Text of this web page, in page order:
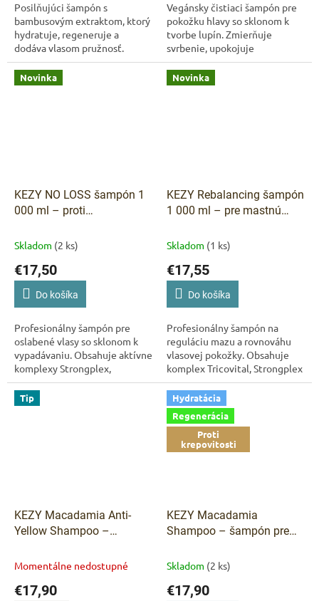
Posilňujúci šampón s
bambusovým extraktom, ktorý
hydratuje, regeneruje a
dodáva vlasom pružnosť.
Pomáha predchádzať lámaniu
a štiepeniu končekov. Vhodný
na každodenné použitie a...
Vegánsky čistiaci šampón pre
pokožku hlavy so sklonom k
tvorbe lupín. Zmierňuje
svrbenie, upokojuje
podráždenie a pomáha obnoviť
rovnováhu vlasovej pokožky.
Obsahuje...
Novinka
KEZY NO LOSS šampón 1
000 ml – proti
Skladom (2 ks)
€17,50
Do košíka
Profesionálny šampón pre
oslabené vlasy so sklonom k
vypadávaniu. Obsahuje aktívne
komplexy Strongplex,
Tricovital, Energy Blend a
panthenol, ktoré posilňujú
vlasové korienky,...
Novinka
KEZY Rebalancing šampón
1 000 ml – pre mastnú
Skladom (1 ks)
€17,55
Do košíka
Profesionálny šampón na
reguláciu mazu a rovnováhu
vlasovej pokožky. Obsahuje
komplex Tricovital, Strongplex
a Energy Blend, ktoré čistí,
posilňujú a stimulujú vlasové...
Tip
KEZY Macadamia Anti-
Yellow Shampoo –
blond vlasy 1000 mlKezy
Šampón 1000 ml –
Momentálne nedostupné
€17,90
Hydratácia
Regenerácia
Proti
krepovitosti
KEZY Macadamia
Shampoo – šampón pre
1000 ml
Skladom (2 ks)
€17,90